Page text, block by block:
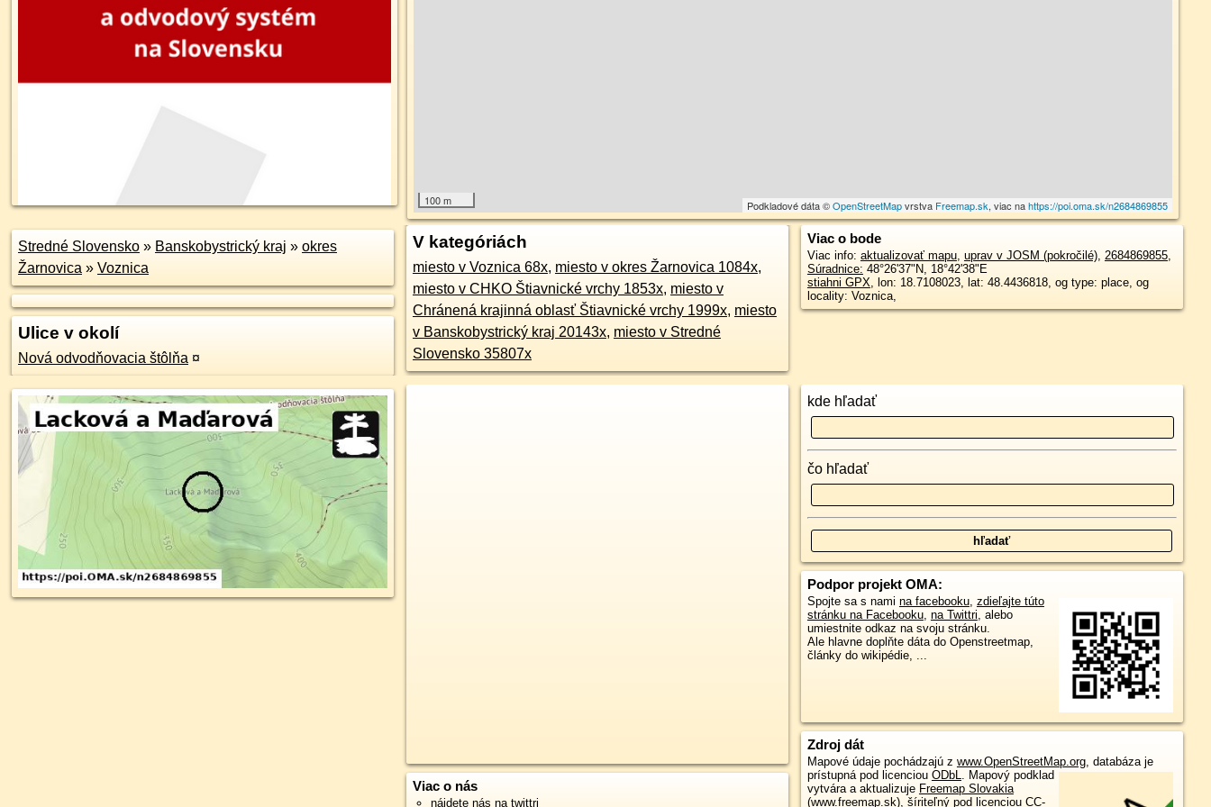
100 m Podkladové dáta ©OpenStreetMapvrstva Freemap.sk, viac nahttps://poi.oma.sk/n2684869855
Stredné Slovensko » Banskobystrický kraj » okres
Žarnovica » Voznica
Ulice v okolí
Nová odvodňovacia štôlňa ¤
V kategóriách
miesto v Voznica 68x, miesto v okres Žarnovica 1084x,
miesto v CHKO Štiavnické vrchy 1853x, miesto v
Chránená krajinná oblasť Štiavnické vrchy 1999x, miesto
v Banskobystrický kraj 20143x, miesto v Stredné
Slovensko 35807x
Viac o bode
Viac info: aktualizovať mapu, uprav v JOSM (pokročilé), 2684869855,
Súradnice: 48°26'37"N, 18°42'38"E
stiahni GPX, lon: 18.7108023, lat: 48.4436818, og type: place, og
locality: Voznica,
Viac o nás
nájdete nás na twittri
kde hľadať
čo hľadať
Podpor projekt OMA:
Spojte sa s nami na facebooku, zdieľajte túto
stránku na Facebooku, na Twittri, alebo
umiestnite odkaz na svoju stránku.
Ale hlavne doplňte dáta do Openstreetmap,
články do wikipédie, ...
Zdroj dát
Mapové údaje pochádzajú z www.OpenStreetMap.org, databáza je
prístupná pod licenciou ODbL. Mapový podklad
vytvára a aktualizuje Freemap Slovakia
(www.freemap.sk), šíriteľný pod licenciou CC-